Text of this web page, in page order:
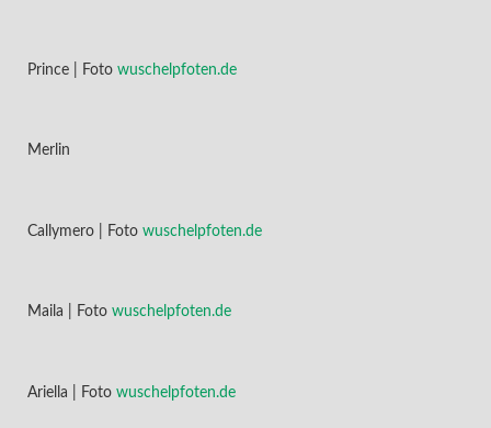
Prince | Foto wuschelpfoten.de
Merlin
Callymero | Foto wuschelpfoten.de
Maila | Foto wuschelpfoten.de
Ariella | Foto wuschelpfoten.de